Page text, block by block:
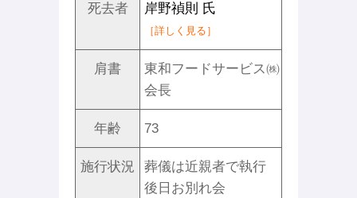
死去者 岸野禎則 氏
［詳しく見る］
肩書
東和フードサービス㈱
会長
年齢 73
施行状況
葬儀は近親者で執行
後日お別れ会